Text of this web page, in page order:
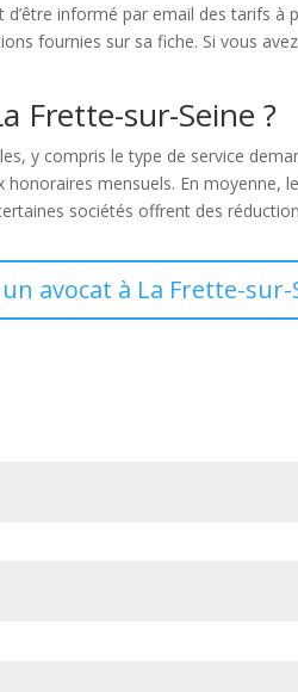
informé par email des tarifs
fournies sur sa fiche. Si vous
Frette-sur-Seine ?
y compris le type de service
mensuels. En
sociétés offrent des
un avocat à La Frette-